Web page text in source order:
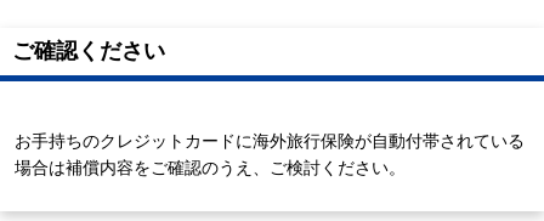
ご確認ください
お手持ちのクレジットカードに海外旅行保険が自動付帯されている
場合は補償内容をご確認のうえ、ご検討ください。